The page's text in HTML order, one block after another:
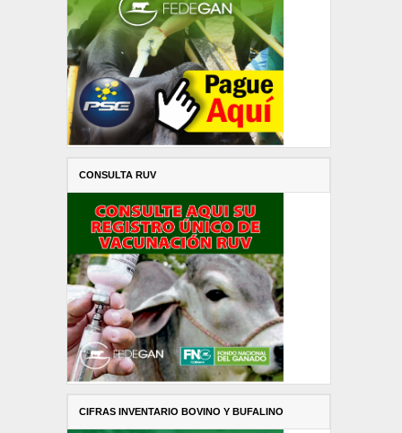
CONSULTA RUV
CIFRAS INVENTARIO BOVINO Y BUFALINO